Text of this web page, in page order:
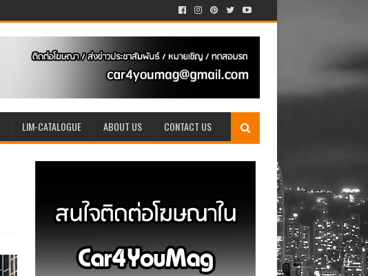
LIM-CATALOGUE ABOUT US CONTACT US